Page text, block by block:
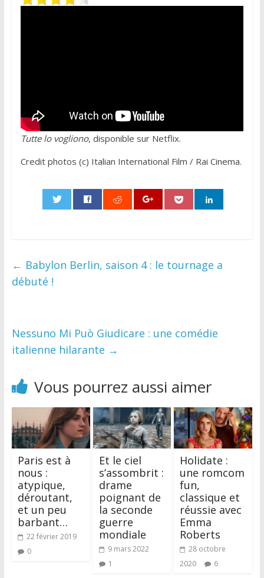
Tutte lo vogliono, disponible sur Netflix.
Credit photos (c) Italian International Film / Rai Cinema.
← Babylon Berlin, saison 4 : le tournage a
débuté !
Nessuno Mi Può Giudicare : une comédie
italienne hilarante →
Vous pourrez aussi aimer
Paris est à
nous :
atypique,
déroutant,
et un peu
barbant…
22 février 2019
0
Et le ciel
s’assombrit :
drame
poignant de
la seconde
guerre
mondiale
9 mars 2022
1
Holidate :
une romcom
fun,
classique et
réussie avec
Emma
Roberts
28 octobre
2020
6